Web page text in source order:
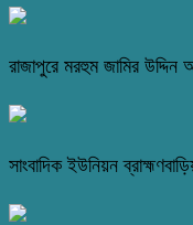
রাজাপুরে মরহুম জামির
সাংবাদিক ইউনিয়ন